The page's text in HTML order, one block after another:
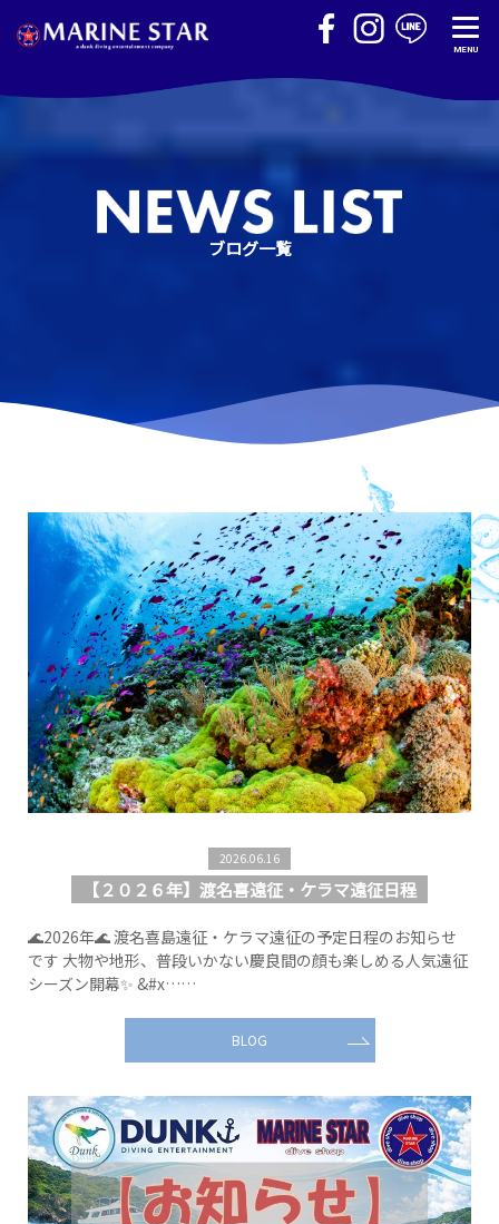
MENU
ブログ一覧
2026.06.16
【２０２６年】渡名喜遠征・ケラマ遠征日程
🌊2026年🌊 渡名喜島遠征・ケラマ遠征の予定日程のお知らせ
です 大物や地形、普段いかない慶良間の顔も楽しめる人気遠征
シーズン開幕✨ &#x……
BLOG